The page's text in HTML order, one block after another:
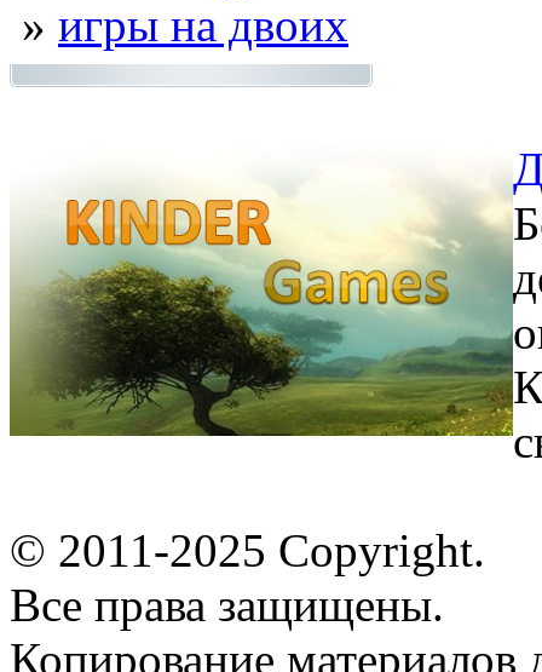
» игры на двоих
© 2011-2025 Copyright.
Все права защищены.
Копирование материалов